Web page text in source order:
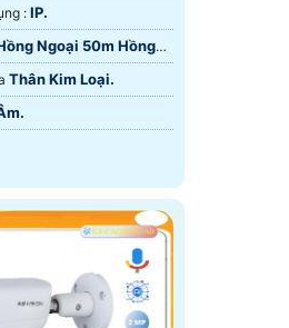
®️ Công Nghệ Sử Dụng : IP.
Ngoại 50m Hồng
Thân Kim Loại.